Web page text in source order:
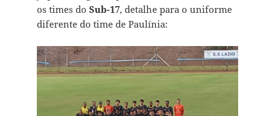
os times do Sub-17, detalhe para o uniforme
diferente do time de Paulínia: